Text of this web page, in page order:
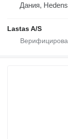
Дания,
Lastas A/S